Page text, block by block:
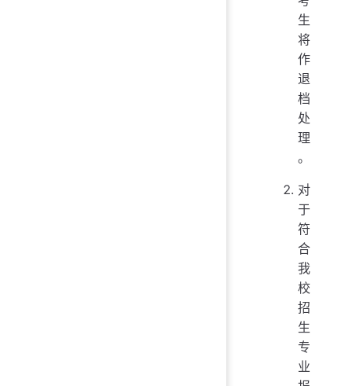
生
将
作
退
档
处
理
。
对
于
符
合
我
校
招
生
专
业